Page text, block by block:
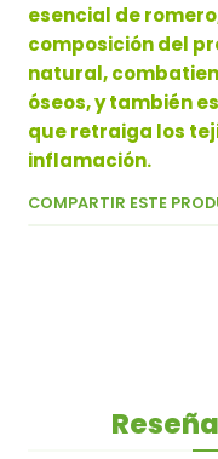
esencial de
composición del
natural,
óseos, y también
que retraiga los
inflamación.
COMPARTIR ESTE